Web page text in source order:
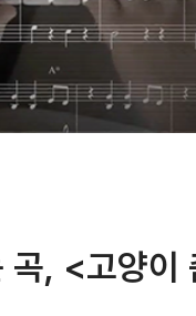
곡, <고양이